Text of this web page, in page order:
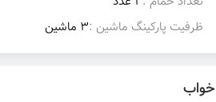
ظرفیت پارکینگ ماشین :3 ماشین